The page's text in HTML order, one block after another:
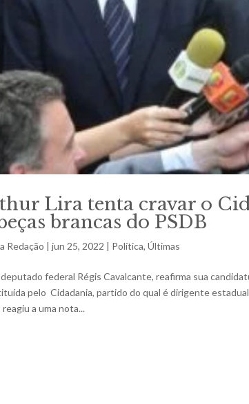
Lira tenta cravar o
brancas do PSDB
Redação |jun 25, 2022 | Política,Últimas
federal Régis Cavalcante, reafirma sua
pelo Cidadania, partido do qual é dirigente
reagiu a uma nota...